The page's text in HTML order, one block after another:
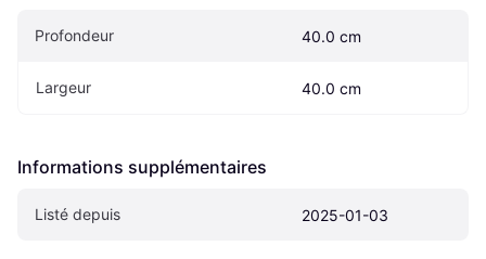
Profondeur 40.0 cm
Largeur 40.0 cm
Informations supplémentaires
Listé depuis 2025-01-03